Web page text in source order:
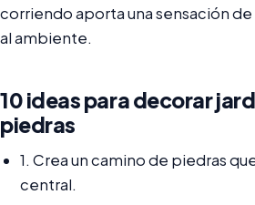
corriendo aporta una sensación
al ambiente.
10 ideas para decorar
piedras
1. Crea un camino de piedras
central.